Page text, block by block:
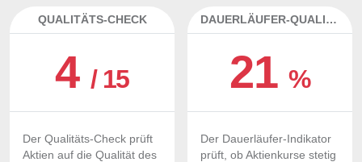
QUALITÄTS-CHECK
4/ 15
Der Qualitäts-Check prüft
Aktien auf die Qualität des
DAUERLÄUFER-QUALITÄTEN
21%
Der Dauerläufer-Indikator
prüft, ob Aktienkurse stetig